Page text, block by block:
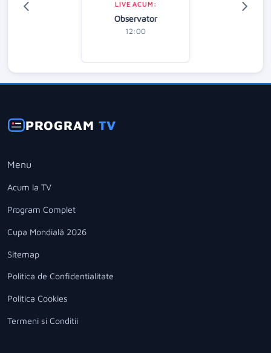
LIVE ACUM:
Observator
12:00
PROGRAMTV
Menu
Acum la TV
Program Complet
Cupa Mondială 2026
Sitemap
Politica de Confidentialitate
Politica Cookies
Termeni si Conditii